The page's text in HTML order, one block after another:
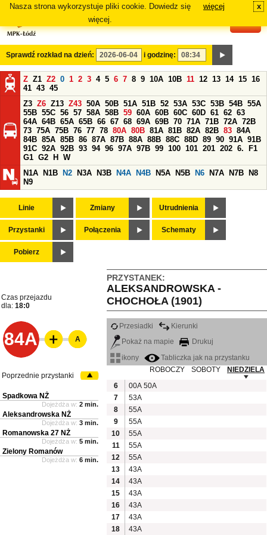
Nasza strona wykorzystuje pliki cookie. Dowiedz się
więcej.
więcej x
Sprawdź rozkład na dzień: i godzinę:
Z Z1 Z2 0 1 2 3 4 5 6 7 8 9 10A 10B 11 12 13 14 15 16
41 43 45
Z3 Z6 Z13 Z43 50A 50B 51A 51B 52 53A 53C 53B 54B 55A
55B 55C 56 57 58A 58B 59 60A 60B 60C 60D 61 62 63
64A 64B 65A 65B 66 67 68 69A 69B 70 71A 71B 72A 72B
73 75A 75B 76 77 78 80A 80B 81A 81B 82A 82B 83 84A
84B 85A 85B 86 87A 87B 88A 88B 88C 88D 89 90 91A 91B
91C 92A 92B 93 94 96 97A 97B 99 100 101 201 202 6.
F1
G1 G2 H
W
N1A
N1B N2 N3A N3B N4A N4B N5A N5B N6 N7A N7B
N8
N9
Linie Zmiany Utrudnienia
Przystanki Połączenia Schematy
Pobierz
PRZYSTANEK:
ALEKSANDROWSKA -
CHOCHOŁA (1901)
Czas przejazdu
dla: 18:0
84A
Przesiadki
Kierunki
Pokaż na mapie
Drukuj
ikony
Tabliczka jak na przystanku
ROBOCZY
SOBOTY
NIEDZIELA
6
00A 50A
7
53A
8
55A
9
55A
10
55A
11
55A
12
55A
13
43A
14
43A
15
43A
16
43A
17
43A
18
43A
A
Poprzednie przystanki
Spadkowa NŻ
Dojeżdża w: 2 min.
Aleksandrowska NŻ
Dojeżdża w: 3 min.
Romanowska 27 NŻ
Dojeżdża w: 5 min.
Zielony Romanów
Dojeżdża w: 6 min.